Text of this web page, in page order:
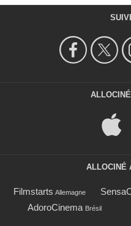
ALLOCINÉ
Filmstarts Allemagne
AdoroCinema Brésil